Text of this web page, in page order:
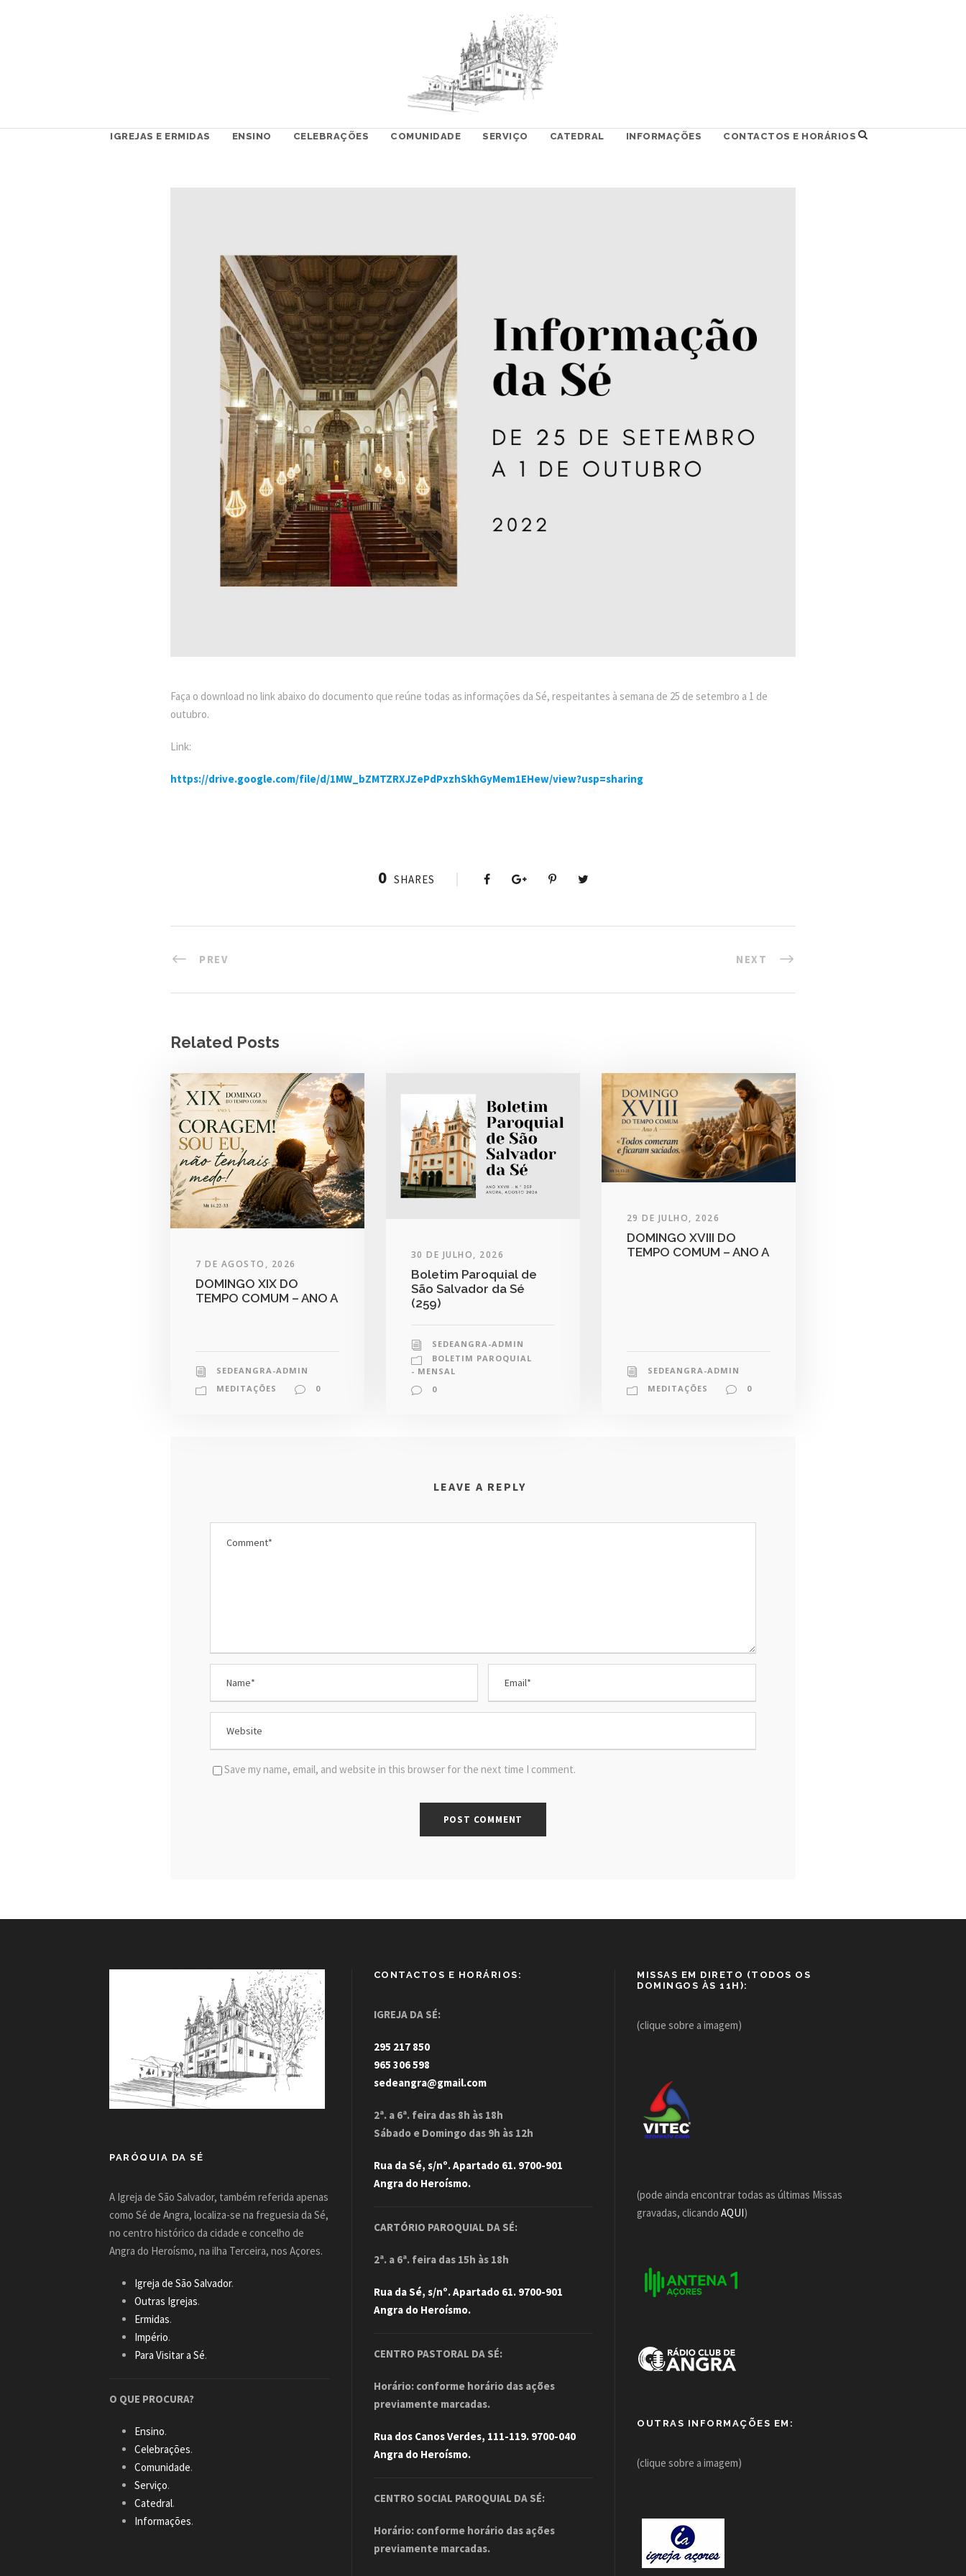
IGREJAS E ERMIDAS ENSINO CELEBRAÇÕES COMUNIDADE SERVIÇO CATEDRAL INFORMAÇÕES CONTACTOS E HORÁRIOS
Faça o download no link abaixo do documento que reúne todas as informações da Sé, respeitantes à semana de 25 de setembro a 1 de
outubro.
Link:
https://drive.google.com/file/d/1MW_bZMTZRXJZePdPxzhSkhGyMem1EHew/view?usp=sharing
0 SHARES
PREV NEXT
Related Posts
7 DE AGOSTO, 2026
DOMINGO XIX DO
TEMPO COMUM – ANO A
SEDEANGRA-ADMIN
MEDITAÇÕES
0
30 DE JULHO, 2026
Boletim Paroquial de
São Salvador da Sé
(259)
SEDEANGRA-ADMIN
BOLETIM PAROQUIAL
- MENSAL
0
29 DE JULHO, 2026
DOMINGO XVIII DO
TEMPO COMUM – ANO A
SEDEANGRA-ADMIN
MEDITAÇÕES
0
LEAVE A REPLY
Save my name, email, and website in this browser for the next time I comment.
PARÓQUIA DA SÉ
A Igreja de São Salvador, também referida apenas
como Sé de Angra, localiza-se na freguesia da Sé,
no centro histórico da cidade e concelho de
Angra do Heroísmo, na ilha Terceira, nos Açores.
Igreja de São Salvador.
Outras Igrejas.
Ermidas.
Império.
Para Visitar a Sé.
O QUE PROCURA?
Ensino.
Celebrações.
Comunidade.
Serviço.
Catedral.
Informações.
CONTACTOS E HORÁRIOS:
IGREJA DA SÉ:
295 217 850
965 306 598
sedeangra@gmail.com
2ª. a 6ª. feira das 8h às 18h
Sábado e Domingo das 9h às 12h
Rua da Sé, s/nº. Apartado 61. 9700-901
Angra do Heroísmo.
CARTÓRIO PAROQUIAL DA SÉ:
2ª. a 6ª. feira das 15h às 18h
Rua da Sé, s/nº. Apartado 61. 9700-901
Angra do Heroísmo.
CENTRO PASTORAL DA SÉ:
Horário: conforme horário das ações
previamente marcadas.
Rua dos Canos Verdes, 111-119. 9700-040
Angra do Heroísmo.
CENTRO SOCIAL PAROQUIAL DA SÉ:
Horário: conforme horário das ações
previamente marcadas.
MISSAS EM DIRETO (TODOS OS
DOMINGOS ÀS 11H):
(clique sobre a imagem)
(pode ainda encontrar todas as últimas Missas
gravadas, clicandoAQUI)
OUTRAS INFORMAÇÕES EM:
(clique sobre a imagem)